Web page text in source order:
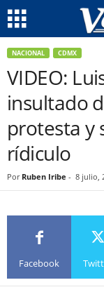
NACIONAL CDMX
VIDEO:
insultado
protesta y
rídiculo
Por Ruben Iribe - 8 julio,
Facebook